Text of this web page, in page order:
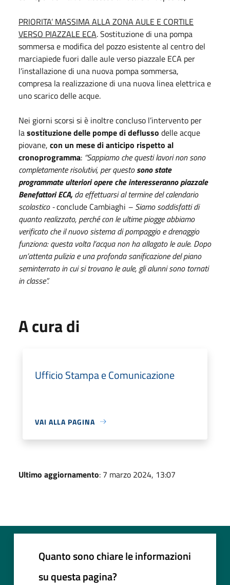
PRIORITA’ MASSIMA ALLA ZONA AULE E CORTILE
VERSO PIAZZALE ECA. Sostituzione di una pompa
sommersa e modifica del pozzo esistente al centro del
marciapiede fuori dalle aule verso piazzale ECA per
l’installazione di una nuova pompa sommersa,
compresa la realizzazione di una nuova linea elettrica e
uno scarico delle acque.
Nei giorni scorsi si è inoltre concluso l’intervento per
lasostituzione delle pompe di deflusso delle acque
piovane, con un mese di anticipo rispetto al
cronoprogramma: “Sappiamo che questi lavori non sono
completamente risolutivi, per questosono state
programmate ulteriori opere che interesseranno piazzale
Benefattori ECA,da effettuarsi al termine del calendario
scolastico -conclude Cambiaghi – Siamo soddisfatti di
quanto realizzato, perché con le ultime piogge abbiamo
verificato che il nuovo sistema di pompaggio e drenaggio
funziona: questa volta l’acqua non ha allagato le aule. Dopo
un’attenta pulizia e una profonda sanificazione del piano
seminterrato in cui si trovano le aule, gli alunni sono tornati
in classe”.
A cura di
Ufficio Stampa e Comunicazione
VAI ALLA PAGINA
Ultimo aggiornamento: 7 marzo 2024, 13:07
Quanto sono chiare le informazioni
su questa pagina?